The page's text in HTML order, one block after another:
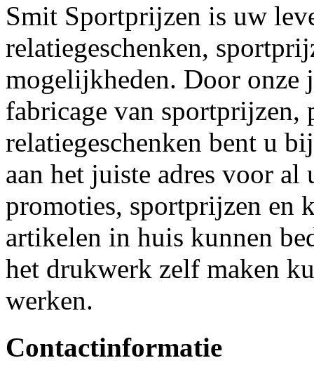
Smit Sportprijzen is uw
relatiegeschenken,
mogelijkheden. Door onze
fabricage van sportprijzen,
relatiegeschenken bent u
aan het juiste adres voor al
promoties, sportprijzen en
artikelen in huis kunnen
het drukwerk zelf maken
werken.
Contactinformatie